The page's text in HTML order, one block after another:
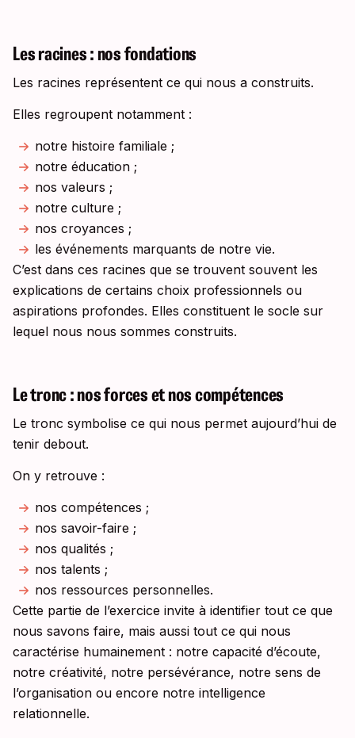
Les racines : nos fondations
Les racines représentent ce qui nous a construits.
Elles regroupent notamment :
notre histoire familiale ;
notre éducation ;
nos valeurs ;
notre culture ;
nos croyances ;
les événements marquants de notre vie.
C’est dans ces racines que se trouvent souvent les
explications de certains choix professionnels ou
aspirations profondes. Elles constituent le socle sur
lequel nous nous sommes construits.
Le tronc : nos forces et nos compétences
Le tronc symbolise ce qui nous permet aujourd’hui de
tenir debout.
On y retrouve :
nos compétences ;
nos savoir-faire ;
nos qualités ;
nos talents ;
nos ressources personnelles.
Cette partie de l’exercice invite à identifier tout ce que
nous savons faire, mais aussi tout ce qui nous
caractérise humainement : notre capacité d’écoute,
notre créativité, notre persévérance, notre sens de
l’organisation ou encore notre intelligence
relationnelle.